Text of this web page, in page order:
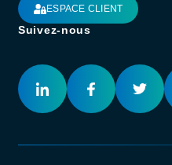
ESPACE CLIENT
Suivez-nous